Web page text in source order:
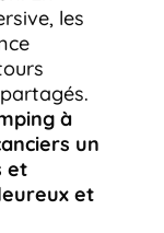
les
à
un
et
et